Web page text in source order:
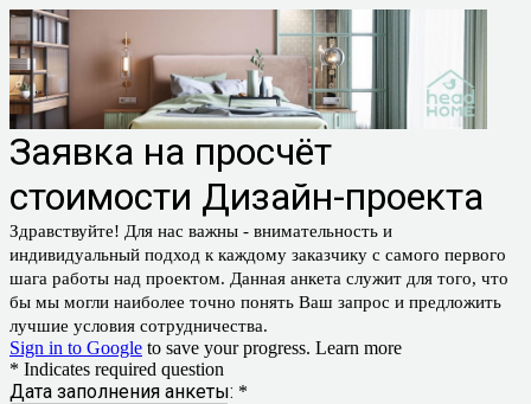
Заявка на просчёт
стоимости Дизайн-проекта
Здравствуйте! Для нас важны - внимательность и
индивидуальный подход к каждому заказчику с самого первого
шага работы над проектом. Данная анкета служит для того, что
бы мы могли наиболее точно понять Ваш запрос и предложить
лучшие условия сотрудничества.
Sign in to Google to save your progress. Learn more
* Indicates required question
Дата заполнения анкеты: *